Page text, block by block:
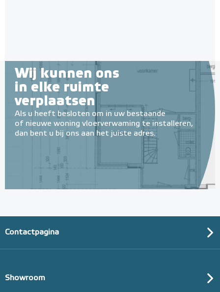
Wij kunnen ons
in elke ruimte
verplaatsen
Als u heeft besloten om in uw bestaande
of nieuwe woning vloerverwaming te installeren,
dan bent u bij ons aan het juiste adres.
Contactpagina
Showroom